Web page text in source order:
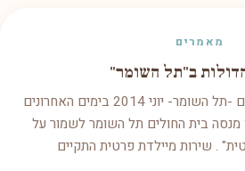
מאמרים
ב"תל השומר"
משבר הדולות בבית חולים -תל השומר- יוני 2014 בימים האחרונים
בית החולים תל השומר לשמור על
. שירות מיילדת פרטית התקיים